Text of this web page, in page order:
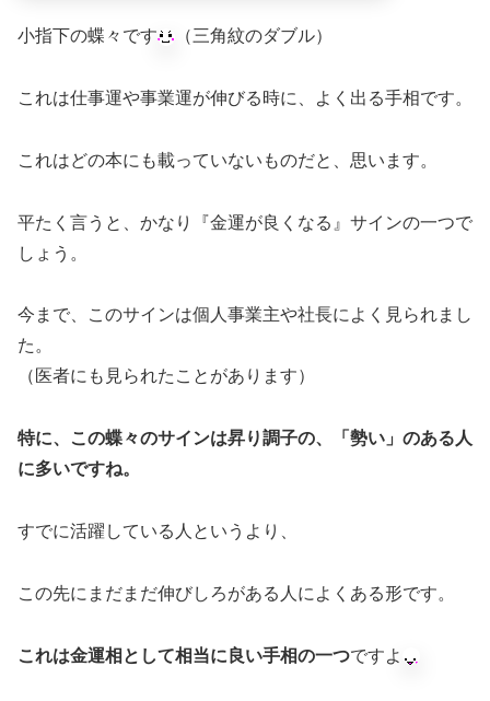
小指下の蝶々です （三角紋のダブル）
これは仕事運や事業運が伸びる時に、よく出る手相です。
これはどの本にも載っていないものだと、思います。
平たく言うと、かなり『金運が良くなる』サインの一つで
しょう。
今まで、このサインは個人事業主や社長によく見られまし
た。
（医者にも見られたことがあります）
特に、この蝶々のサインは昇り調子の、「勢い」のある人
に多いですね。
すでに活躍している人というより、
この先にまだまだ伸びしろがある人によくある形です。
これは金運相として相当に良い手相の一つですよ